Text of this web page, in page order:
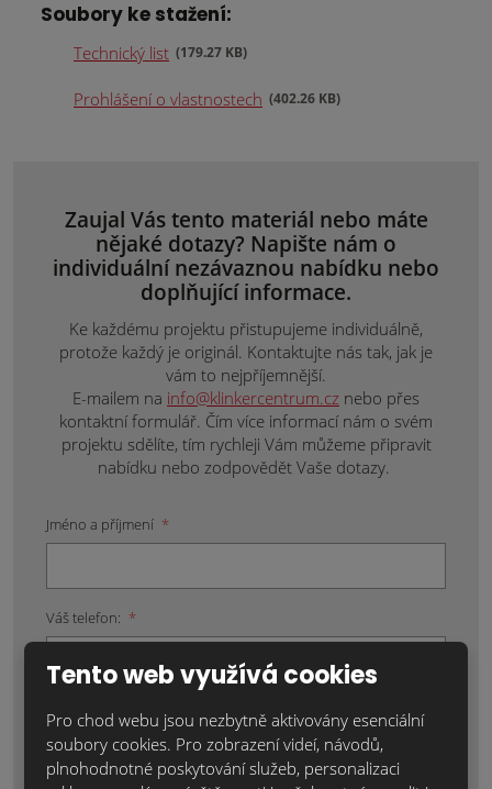
Soubory ke stažení:
Technický list 179.27 KB
Prohlášení o vlastnostech 402.26 KB
Zaujal Vás tento materiál nebo máte
nějaké dotazy? Napište nám o
individuální nezávaznou nabídku nebo
doplňující informace.
Ke každému projektu přistupujeme individuálně,
protože každý je originál. Kontaktujte nás tak, jak je
vám to nejpříjemnější.
E-mailem na info@klinkercentrum.cz nebo přes
kontaktní formulář. Čím více informací nám o svém
projektu sdělíte, tím rychleji Vám můžeme připravit
nabídku nebo zodpovědět Vaše dotazy.
Jméno a příjmení *
Váš telefon: *
Váš e-mail:
Tento web využívá cookies
Pro chod webu jsou nezbytně aktivovány esenciální
soubory cookies. Pro zobrazení videí, návodů,
plnohodnotné poskytování služeb, personalizaci